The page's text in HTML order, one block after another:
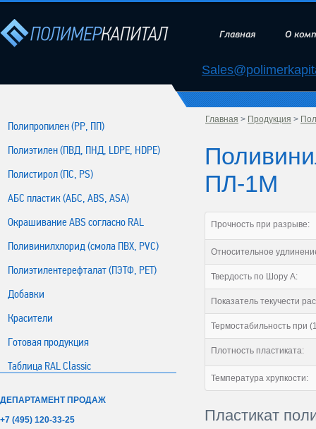
Главная О
Полипропилен (РР, ПП)
Полиэтилен (ПВД, ПНД, LDPE, HDPE)
Полистирол (ПС, PS)
АБС пластик (АБС, ABS, ASA)
Окрашивание ABS согласно RAL
Поливинилхлорид (смола ПВХ, PVC)
Полиэтилентерефталат (ПЭТФ, PET)
Добавки
Красители
Готовая продукция
Таблица RAL Classic
ДЕПАРТАМЕНТ ПРОДАЖ
+7 (495) 120-33-25
Главная > Продукция >
ПЛ-1М
Прочность при разрыве:
Относительное
Твердость по Шору А:
Показатель текучести
Термостабильность при
Плотность пластиката:
Температура хрупкости:
Пластикат